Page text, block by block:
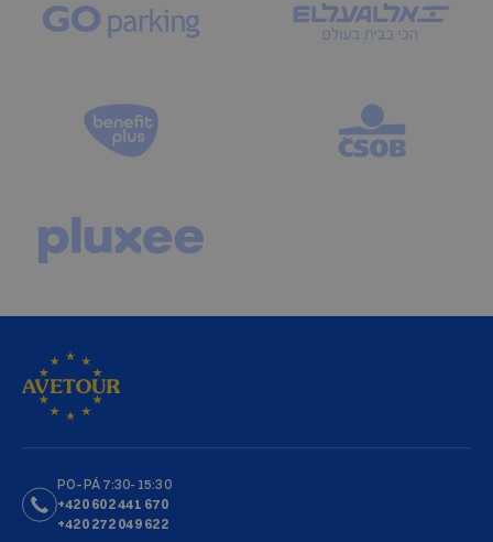
PO–PÁ 7:30-15:30
+420 602 441 670
+420 272 049 622